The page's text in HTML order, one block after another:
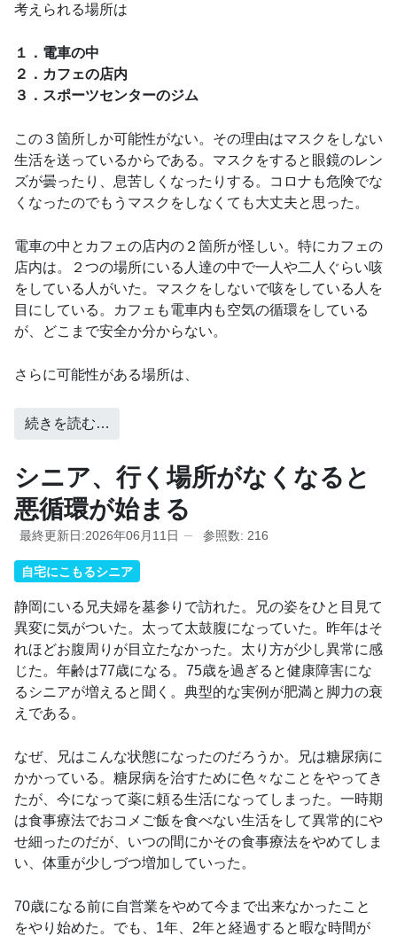
考えられる場所は
１．電車の中
２．カフェの店内
３．スポーツセンターのジム
この３箇所しか可能性がない。その理由はマスクをしない
生活を送っているからである。マスクをすると眼鏡のレン
ズが曇ったり、息苦しくなったりする。コロナも危険でな
くなったのでもうマスクをしなくても大丈夫と思った。
電車の中とカフェの店内の２箇所が怪しい。特にカフェの
店内は。２つの場所にいる人達の中で一人や二人ぐらい咳
をしている人がいた。マスクをしないで咳をしている人を
目にしている。カフェも電車内も空気の循環をしている
が、どこまで安全か分からない。
さらに可能性がある場所は、
続きを読む…
シニア、行く場所がなくなると
悪循環が始まる
最終更新日:2026年06月11日 参照数: 216
自宅にこもるシニア
静岡にいる兄夫婦を墓参りで訪れた。兄の姿をひと目見て
異変に気がついた。太って太鼓腹になっていた。昨年はそ
れほどお腹周りが目立たなかった。太り方が少し異常に感
じた。年齢は77歳になる。75歳を過ぎると健康障害にな
るシニアが増えると聞く。典型的な実例が肥満と脚力の衰
えである。
なぜ、兄はこんな状態になったのだろうか。兄は糖尿病に
かかっている。糖尿病を治すために色々なことをやってき
たが、今になって薬に頼る生活になってしまった。一時期
は食事療法でおコメご飯を食べない生活をして異常的にや
せ細ったのだが、いつの間にかその食事療法をやめてしま
い、体重が少しづつ増加していった。
70歳になる前に自営業をやめて今まで出来なかったこと
をやり始めた。でも、1年、2年と経過すると暇な時間が